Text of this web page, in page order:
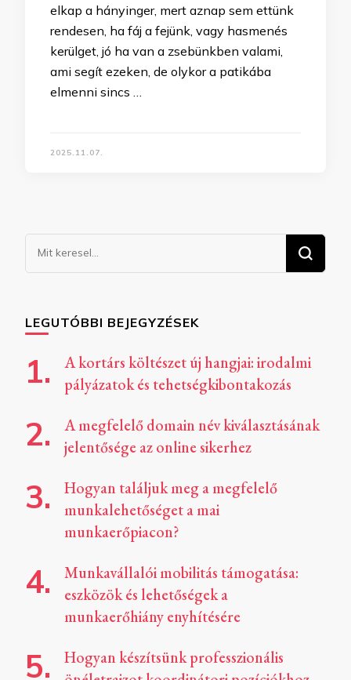
elkap a hányinger, mert aznap sem ettünk
rendesen, ha fáj a fejünk, vagy hasmenés
kerülget, jó ha van a zsebünkben valami,
ami segít ezeken, de olykor a patikába
elmenni sincs …
2025.11.07.
LEGUTÓBBI BEJEGYZÉSEK
A kortárs költészet új hangjai: irodalmi
pályázatok és tehetségkibontakozás
A megfelelő domain név kiválasztásának
jelentősége az online sikerhez
Hogyan találjuk meg a megfelelő
munkalehetőséget a mai
munkaerőpiacon?
Munkavállalói mobilitás támogatása:
eszközök és lehetőségek a
munkaerőhiány enyhítésére
Hogyan készítsünk professzionális